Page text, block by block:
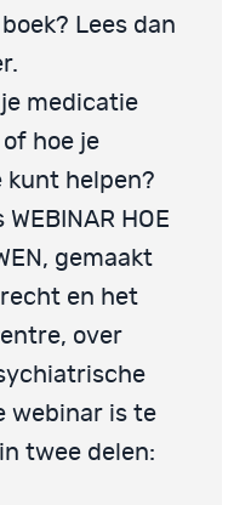
Lees dan
medicatie
hoe je
kunt helpen?
HOE
gemaakt
en het
over
webinar is te
twee delen: